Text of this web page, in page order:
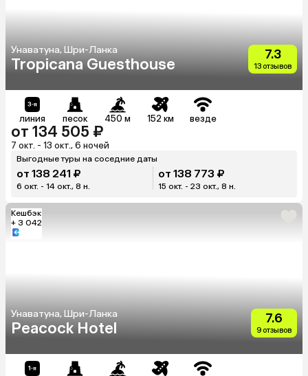
Унаватуна, Шри-Ланка
Tropicana Guesthouse
7.3
13 отзывов
линия песок 450 м 152 км везде
от 134 505 ₽
7 окт. - 13 окт., 6 ночей
Выгодные туры на соседние даты
от 138 241 ₽
6 окт. - 14 окт., 8 н.
от 138 773 ₽
15 окт. - 23 окт., 8 н.
Кешбэк
+ 3 042
Унаватуна, Шри-Ланка
Peacock Hotel
7.6
9 отзывов